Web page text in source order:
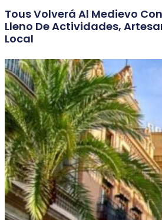
Tous Volverá Al Medievo
Lleno De Actividades,
Local